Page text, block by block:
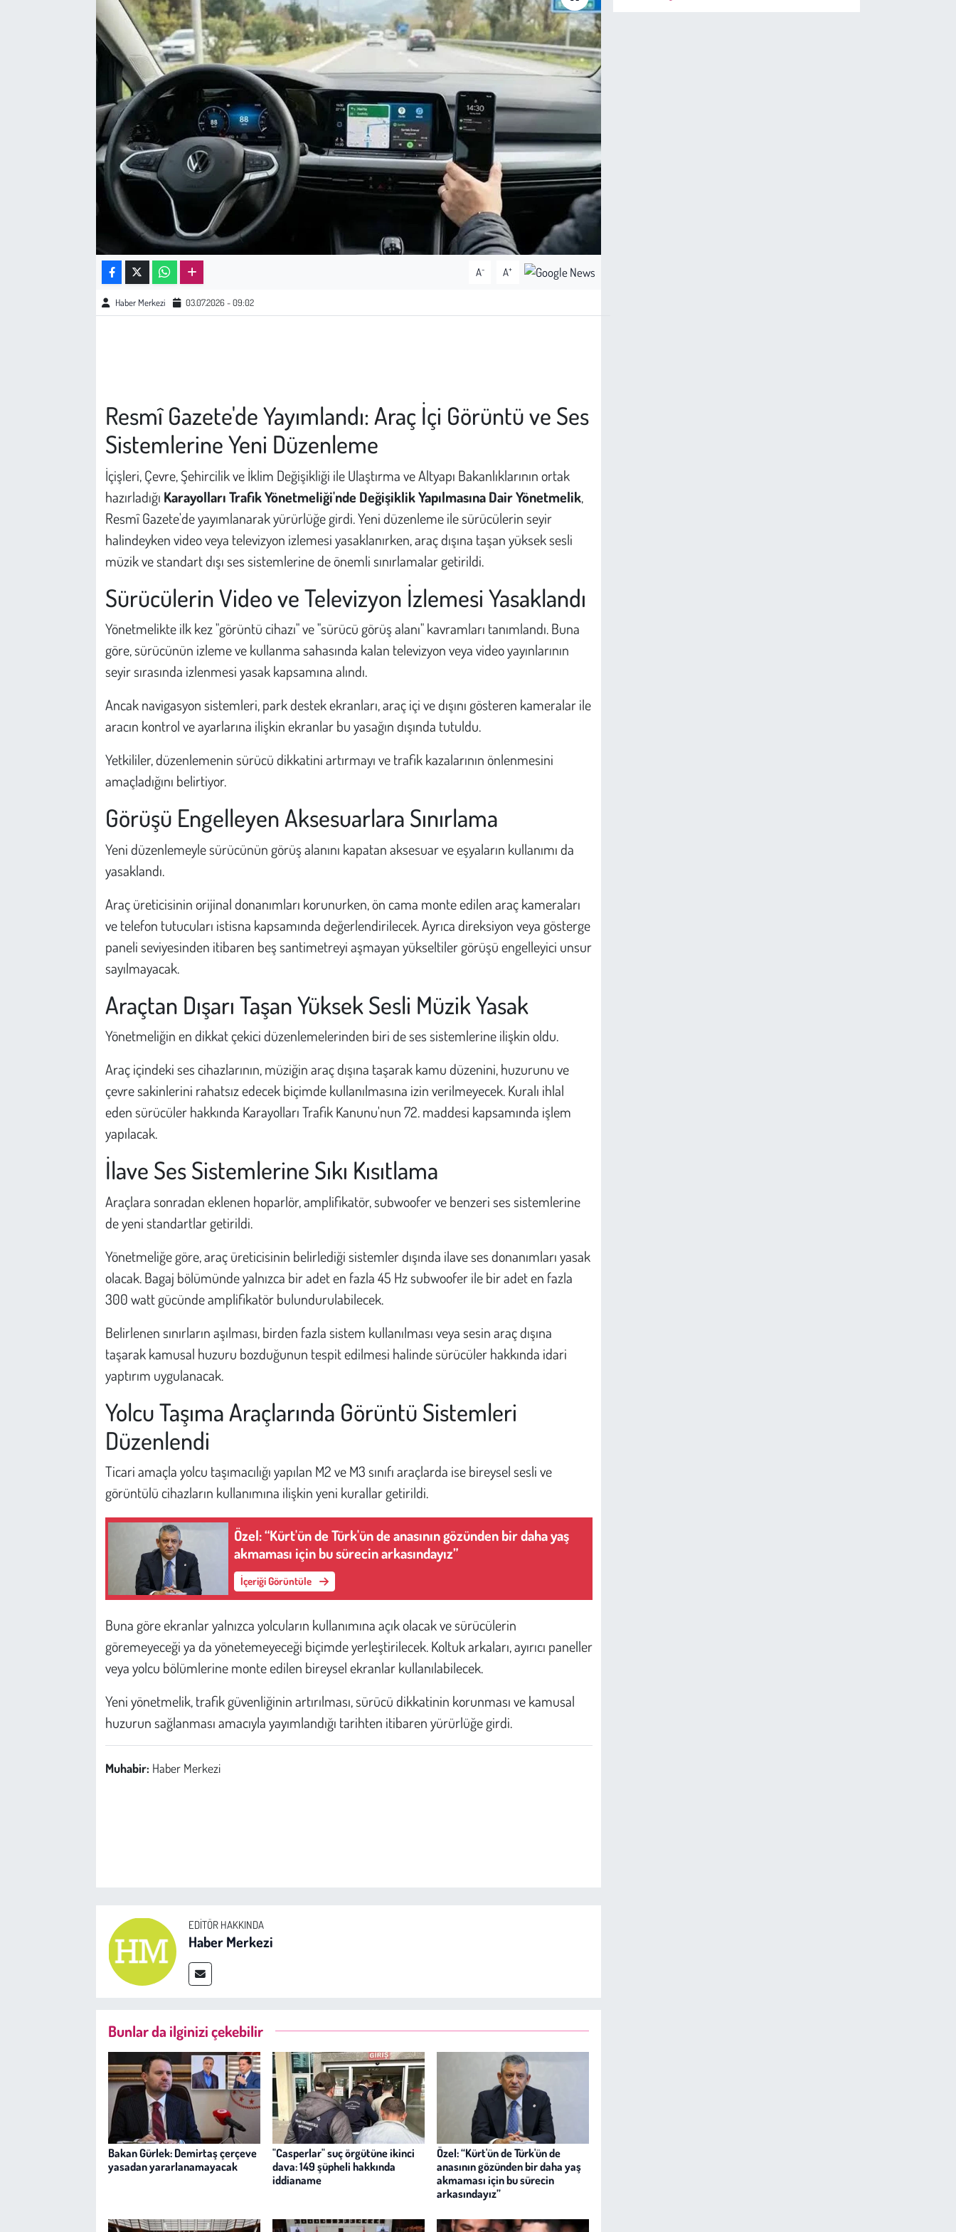
A- A+
Haber Merkezi 03.07.2026 - 09:02
Resmî Gazete'de Yayımlandı: Araç İçi Görüntü ve Ses
Sistemlerine Yeni Düzenleme
İçişleri, Çevre, Şehircilik ve İklim Değişikliği ile Ulaştırma ve Altyapı Bakanlıklarının ortak
hazırladığı Karayolları Trafik Yönetmeliği'nde Değişiklik Yapılmasına Dair Yönetmelik,
Resmî Gazete'de yayımlanarak yürürlüğe girdi. Yeni düzenleme ile sürücülerin seyir
halindeyken video veya televizyon izlemesi yasaklanırken, araç dışına taşan yüksek sesli
müzik ve standart dışı ses sistemlerine de önemli sınırlamalar getirildi.
Sürücülerin Video ve Televizyon İzlemesi Yasaklandı
Yönetmelikte ilk kez "görüntü cihazı" ve "sürücü görüş alanı" kavramları tanımlandı. Buna
göre, sürücünün izleme ve kullanma sahasında kalan televizyon veya video yayınlarının
seyir sırasında izlenmesi yasak kapsamına alındı.
Ancak navigasyon sistemleri, park destek ekranları, araç içi ve dışını gösteren kameralar ile
aracın kontrol ve ayarlarına ilişkin ekranlar bu yasağın dışında tutuldu.
Yetkililer, düzenlemenin sürücü dikkatini artırmayı ve trafik kazalarının önlenmesini
amaçladığını belirtiyor.
Görüşü Engelleyen Aksesuarlara Sınırlama
Yeni düzenlemeyle sürücünün görüş alanını kapatan aksesuar ve eşyaların kullanımı da
yasaklandı.
Araç üreticisinin orijinal donanımları korunurken, ön cama monte edilen araç kameraları
ve telefon tutucuları istisna kapsamında değerlendirilecek. Ayrıca direksiyon veya gösterge
paneli seviyesinden itibaren beş santimetreyi aşmayan yükseltiler görüşü engelleyici unsur
sayılmayacak.
Araçtan Dışarı Taşan Yüksek Sesli Müzik Yasak
Yönetmeliğin en dikkat çekici düzenlemelerinden biri de ses sistemlerine ilişkin oldu.
Araç içindeki ses cihazlarının, müziğin araç dışına taşarak kamu düzenini, huzurunu ve
çevre sakinlerini rahatsız edecek biçimde kullanılmasına izin verilmeyecek. Kuralı ihlal
eden sürücüler hakkında Karayolları Trafik Kanunu'nun 72. maddesi kapsamında işlem
yapılacak.
İlave Ses Sistemlerine Sıkı Kısıtlama
Araçlara sonradan eklenen hoparlör, amplifikatör, subwoofer ve benzeri ses sistemlerine
de yeni standartlar getirildi.
Yönetmeliğe göre, araç üreticisinin belirlediği sistemler dışında ilave ses donanımları yasak
olacak. Bagaj bölümünde yalnızca bir adet en fazla 45 Hz subwoofer ile bir adet en fazla
300 watt gücünde amplifikatör bulundurulabilecek.
Belirlenen sınırların aşılması, birden fazla sistem kullanılması veya sesin araç dışına
taşarak kamusal huzuru bozduğunun tespit edilmesi halinde sürücüler hakkında idari
yaptırım uygulanacak.
Yolcu Taşıma Araçlarında Görüntü Sistemleri
Düzenlendi
Ticari amaçla yolcu taşımacılığı yapılan M2 ve M3 sınıfı araçlarda ise bireysel sesli ve
görüntülü cihazların kullanımına ilişkin yeni kurallar getirildi.
Özel: “Kürt'ün de Türk'ün de anasının gözünden bir daha yaş
akmaması için bu sürecin arkasındayız”
İçeriği Görüntüle
Buna göre ekranlar yalnızca yolcuların kullanımına açık olacak ve sürücülerin
göremeyeceği ya da yönetemeyeceği biçimde yerleştirilecek. Koltuk arkaları, ayırıcı paneller
veya yolcu bölümlerine monte edilen bireysel ekranlar kullanılabilecek.
Yeni yönetmelik, trafik güvenliğinin artırılması, sürücü dikkatinin korunması ve kamusal
huzurun sağlanması amacıyla yayımlandığı tarihten itibaren yürürlüğe girdi.
Muhabir: Haber Merkezi
EDITÖR HAKKINDA
Haber Merkezi
Bunlar da ilginizi çekebilir
Bakan Gürlek: Demirtaş çerçeve
yasadan yararlanamayacak
"Casperlar" suç örgütüne ikinci
dava: 149 şüpheli hakkında
iddianame
Özel: “Kürt'ün de Türk'ün de
anasının gözünden bir daha yaş
akmaması için bu sürecin
arkasındayız”
Kültür Sanat
Hayvan Hakları
Günün İçinden